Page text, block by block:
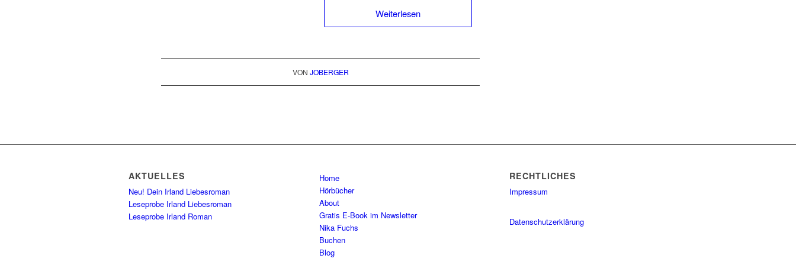
Weiterlesen
VON JOBERGER
AKTUELLES
Neu! Dein Irland Liebesroman
Leseprobe Irland Liebesroman
Leseprobe Irland Roman
Home
Hörbücher
About
Gratis E-Book im Newsletter
Nika Fuchs
Buchen
Blog
RECHTLICHES
Impressum
Datenschutzerklärung